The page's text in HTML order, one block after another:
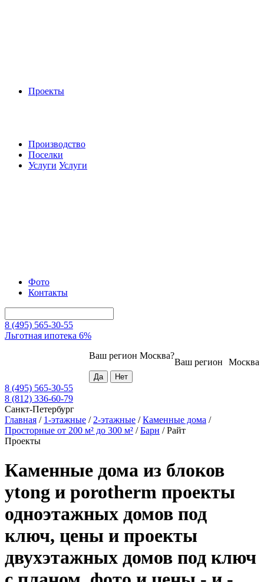
Проекты
Производство
Поселки
Услуги Услуги
Фото
Контакты
8 (495) 565-30-55
Льготная ипотека 6%
Москва
Ваш регион
Ваш регион Москва?
8 (495) 565-30-55
8 (812) 336-60-79
Санкт-Петербург
Главная / 1-этажные / 2-этажные /Каменные дома /
Просторные от 200 м² до 300 м² /Барн /Райт
Проекты
Каменные дома из блоков
ytong и porotherm проекты
одноэтажных домов под
ключ, цены и проекты
двухэтажных домов под ключ